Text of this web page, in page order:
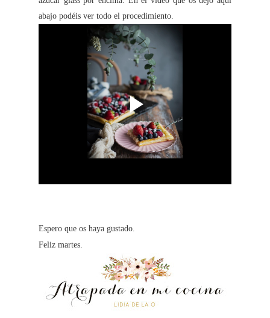
abajo podéis ver todo el procedimiento.
Espero que os haya gustado.
Feliz martes.